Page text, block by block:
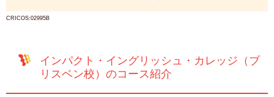
CRICOS:02995B
インパクト・イングリッシュ・カレッジ（ブ
リスベン校）のコース紹介